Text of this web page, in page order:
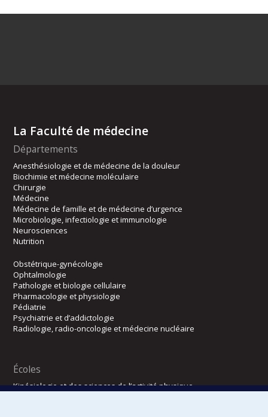
La Faculté de médecine
Départements
Anesthésiologie et de médecine de la douleur
Biochimie et médecine moléculaire
Chirurgie
Médecine
Médecine de famille et de médecine d’urgence
Microbiologie, infectiologie et immunologie
Neurosciences
Nutrition
Obstétrique-gynécologie
Ophtalmologie
Pathologie et biologie cellulaire
Pharmacologie et physiologie
Pédiatrie
Psychiatrie et d’addictologie
Radiologie, radio-oncologie et médecine nucléaire
Écoles
Kinésiologie et des sciences de l’activité physique